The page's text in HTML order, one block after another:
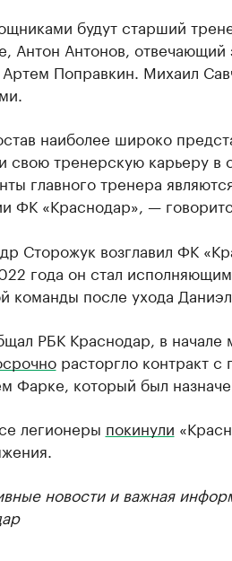
будут старший
Антон Антонов,
Поправкин. Михаил
наиболее широко
свою тренерскую карьеру в
главного тренера
ФК «Краснодар», —
Сторожук возглавил ФК
года он стал
команды после ухода
РБК Краснодар, в начале
расторгло контракт с
Фарке, который был
легионеры покинули
новости и важная